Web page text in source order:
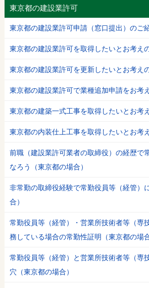
東京都の建設業許可
東京都の建設業許可申請（窓口提出）のご
東京都の建設業許可を取得したいとお考え
東京都の建設業許可を更新したいとお考え
東京都の建設業許可で業種追加申請をお考
東京都の建築一式工事を取得したいとお考
東京都の内装仕上工事を取得したいとお考
前職（建設業許可業者の取締役）の経歴で
なろう（東京都の場合）
非常勤の取締役経験で常勤役員等（経管）
合）
常勤役員等（経管）・営業所技術者等（専
務している場合の常勤性証明（東京都の場合
常勤役員等（経管）と営業所技術者等（専
穴（東京都の場合）